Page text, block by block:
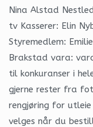
Nina Alstad
tv Kasserer: Elin
Styremedlem:
Brakstad vara:
til konkuranser i
gjerne rester fra
rengjøring for
velges når du